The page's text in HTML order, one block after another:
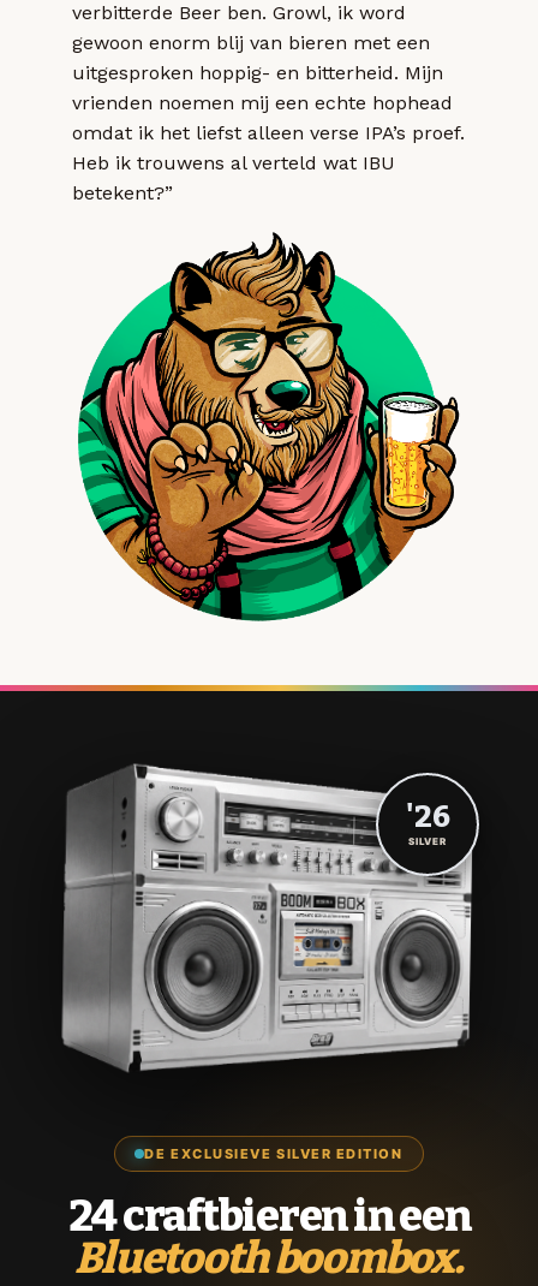
verbitterde Beer ben. Growl, ik word
gewoon enorm blij van bieren met een
uitgesproken hoppig- en bitterheid. Mijn
vrienden noemen mij een echte hophead
omdat ik het liefst alleen verse IPA’s proef.
Heb ik trouwens al verteld wat IBU
betekent?”
DE EXCLUSIEVE SILVER EDITION
24 craftbieren in een
Bluetooth boombox.
'26
SILVER